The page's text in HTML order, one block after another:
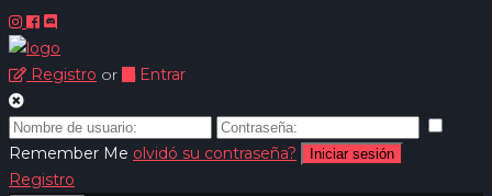
Registro or Entrar
Remember Me olvidó su contraseña? Iniciar sesión
Registro